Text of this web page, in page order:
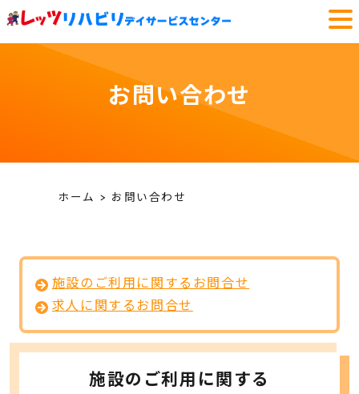
お問い合わせ
ホーム お問い合わせ
施設のご利用に関するお問合せ
求人に関するお問合せ
施設のご利用に関する